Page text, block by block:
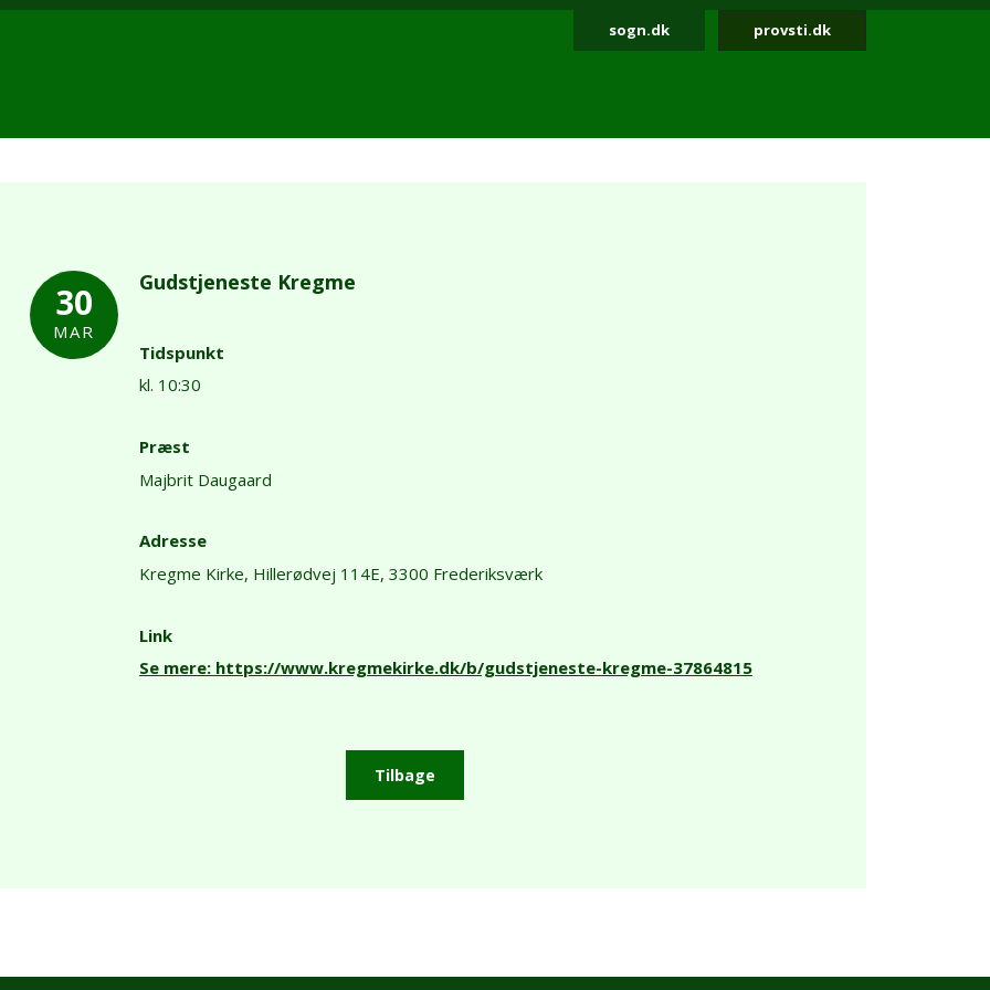
sogn.dk provsti.dk
30
MAR
Gudstjeneste Kregme
Tidspunkt
kl. 10:30
Præst
Majbrit Daugaard
Adresse
Kregme Kirke, Hillerødvej 114E, 3300 Frederiksværk
Link
Se mere: https://www.kregmekirke.dk/b/gudstjeneste-kregme-37864815
Tilbage